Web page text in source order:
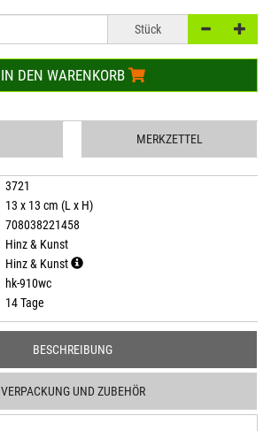
Stück
IN DEN WARENKORB
MERKZETTEL
3721
13 x 13 cm (L x H)
708038221458
Hinz & Kunst
Hinz & Kunst
hk-910wc
14 Tage
BESCHREIBUNG
VERPACKUNG UND ZUBEHÖR